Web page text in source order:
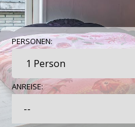
PERSONEN:
ANREISE: